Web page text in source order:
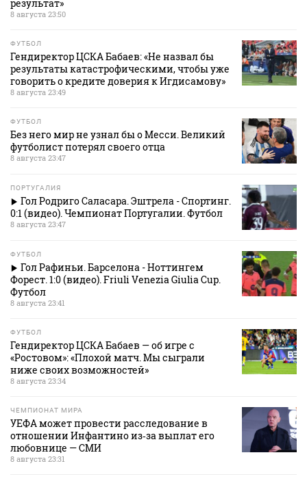
результат»
8 августа 23:50
ФУТБОЛ
Гендиректор ЦСКА Бабаев: «Не назвал бы
результаты катастрофическими, чтобы уже
говорить о кредите доверия к Игдисамову»
8 августа 23:49
ФУТБОЛ
Без него мир не узнал бы о Месси. Великий
футболист потерял своего отца
8 августа 23:47
ПОРТУГАЛИЯ
Гол Родриго Саласара. Эштрела - Спортинг.
0:1 (видео). Чемпионат Португалии. Футбол
8 августа 23:47
ФУТБОЛ
Гол Рафиньи. Барселона - Ноттингем
Форест. 1:0 (видео). Friuli Venezia Giulia Cup.
Футбол
8 августа 23:41
ФУТБОЛ
Гендиректор ЦСКА Бабаев — об игре с
«Ростовом»: «Плохой матч. Мы сыграли
ниже своих возможностей»
8 августа 23:34
ЧЕМПИОНАТ МИРА
УЕФА может провести расследование в
отношении Инфантино из‑за выплат его
любовнице — СМИ
8 августа 23:31